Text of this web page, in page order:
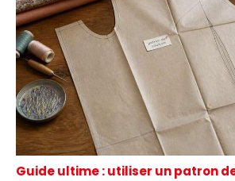
Guide ultime : utiliser un patron